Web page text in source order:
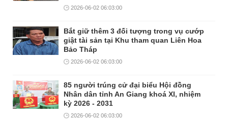
2026-06-02 06:03:00
Bắt giữ thêm 3 đối tượng trong vụ cướp
giật tài sản tại Khu tham quan Liên Hoa
Bảo Tháp
2026-06-02 06:03:00
85 người trúng cử đại biểu Hội đồng
Nhân dân tỉnh An Giang khoá XI, nhiệm
kỳ 2026 - 2031
2026-06-02 06:03:00